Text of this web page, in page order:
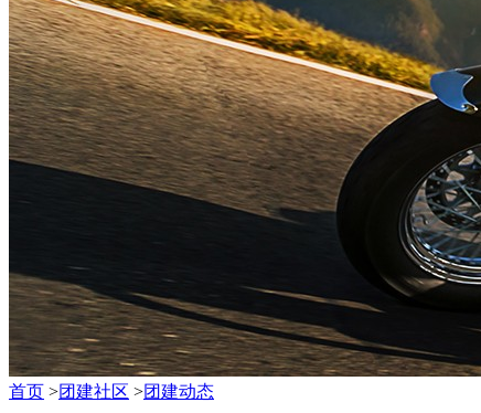
首页 >团建社区 >团建动态